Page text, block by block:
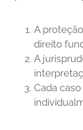
A
direito
A
Cada